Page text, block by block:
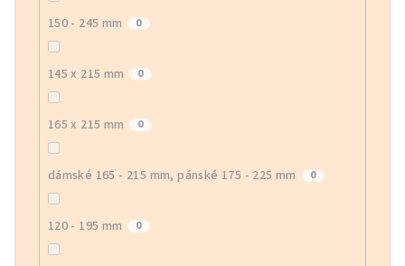
150 - 245 mm 0
145 x 215 mm 0
165 x 215 mm 0
dámské 165 - 215 mm, pánské 175 - 225 mm 0
120 - 195 mm 0